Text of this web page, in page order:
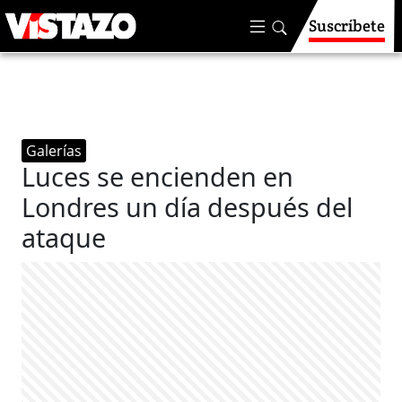
Suscríbete
Galerías
Luces se encienden en
Londres un día después del
ataque